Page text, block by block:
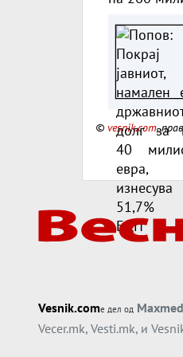
© vesnik.com,
Vesnik.comе дел од
Vecer.mk, Vesti.mk, и